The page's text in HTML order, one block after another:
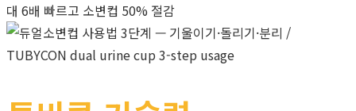
대 6배 빠르고 소변컵 50% 절감